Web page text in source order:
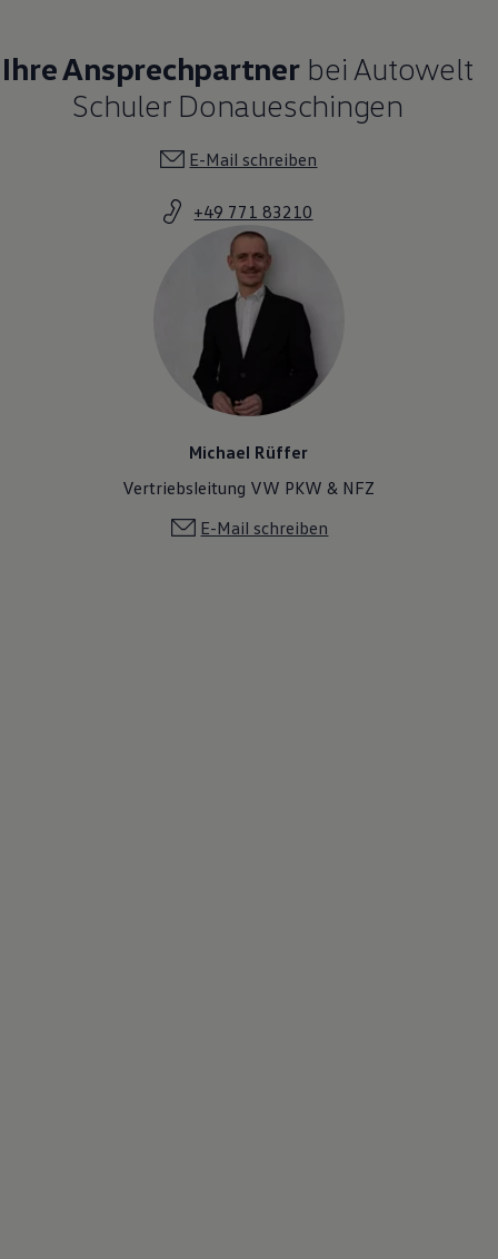
Ihre Ansprechpartnerbei Autowelt
Schuler Donaueschingen
E-Mail schreiben
+49 771 83210
Michael Rüffer
Vertriebsleitung VW PKW & NFZ
E-Mail schreiben